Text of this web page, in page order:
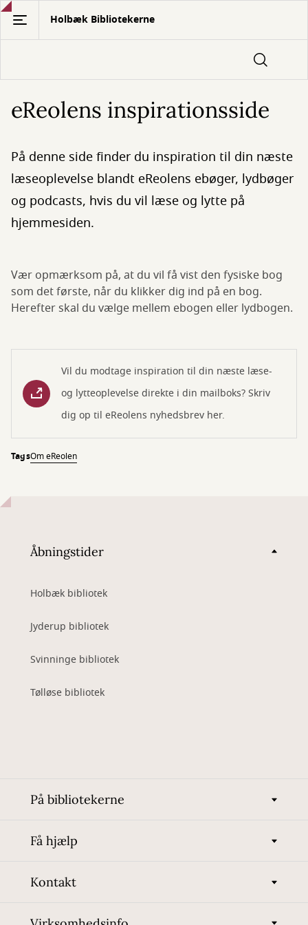
Gå
hovedindhold
Holbæk Bibliotekerne
eReolens inspirationsside
På denne side finder du inspiration til din næste
læseoplevelse blandt eReolens ebøger, lydbøger
og podcasts, hvis du vil læse og lytte på
hjemmesiden.
Vær opmærksom på, at du vil få vist den fysiske bog
som det første, når du klikker dig ind på en bog.
Herefter skal du vælge mellem ebogen eller lydbogen.
Vil du modtage inspiration til din næste læse-
og lytteoplevelse direkte i din mailboks? Skriv
dig op til eReolens nyhedsbrev her.
TagsOm eReolen
Åbningstider
Holbæk bibliotek
Jyderup bibliotek
Svinninge bibliotek
Tølløse bibliotek
På bibliotekerne
Få hjælp
Kontakt